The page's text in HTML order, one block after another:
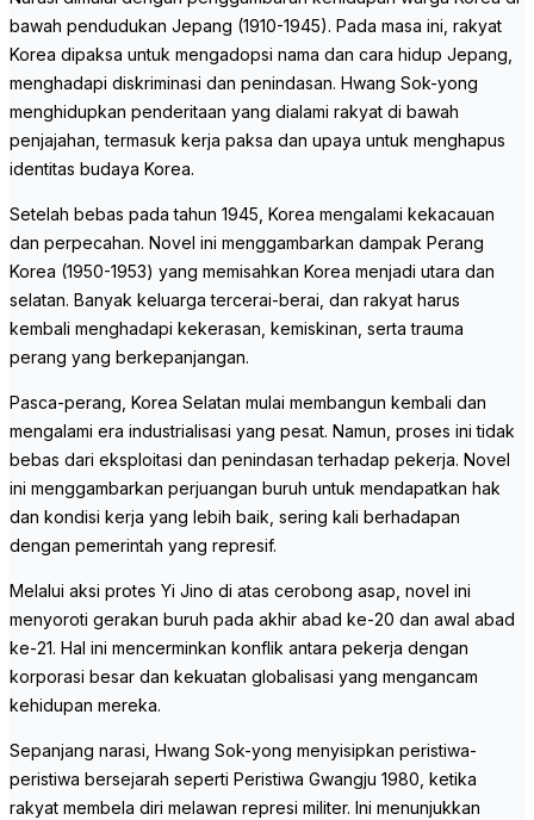
bawah pendudukan Jepang (1910-1945). Pada masa ini, rakyat
Korea dipaksa untuk mengadopsi nama dan cara hidup Jepang,
menghadapi diskriminasi dan penindasan. Hwang Sok-yong
menghidupkan penderitaan yang dialami rakyat di bawah
penjajahan, termasuk kerja paksa dan upaya untuk menghapus
identitas budaya Korea.
Setelah bebas pada tahun 1945, Korea mengalami kekacauan
dan perpecahan. Novel ini menggambarkan dampak Perang
Korea (1950-1953) yang memisahkan Korea menjadi utara dan
selatan. Banyak keluarga tercerai-berai, dan rakyat harus
kembali menghadapi kekerasan, kemiskinan, serta trauma
perang yang berkepanjangan.
Pasca-perang, Korea Selatan mulai membangun kembali dan
mengalami era industrialisasi yang pesat. Namun, proses ini tidak
bebas dari eksploitasi dan penindasan terhadap pekerja. Novel
ini menggambarkan perjuangan buruh untuk mendapatkan hak
dan kondisi kerja yang lebih baik, sering kali berhadapan
dengan pemerintah yang represif.
Melalui aksi protes Yi Jino di atas cerobong asap, novel ini
menyoroti gerakan buruh pada akhir abad ke-20 dan awal abad
ke-21. Hal ini mencerminkan konflik antara pekerja dengan
korporasi besar dan kekuatan globalisasi yang mengancam
kehidupan mereka.
Sepanjang narasi, Hwang Sok-yong menyisipkan peristiwa-
peristiwa bersejarah seperti Peristiwa Gwangju 1980, ketika
rakyat membela diri melawan represi militer. Ini menunjukkan